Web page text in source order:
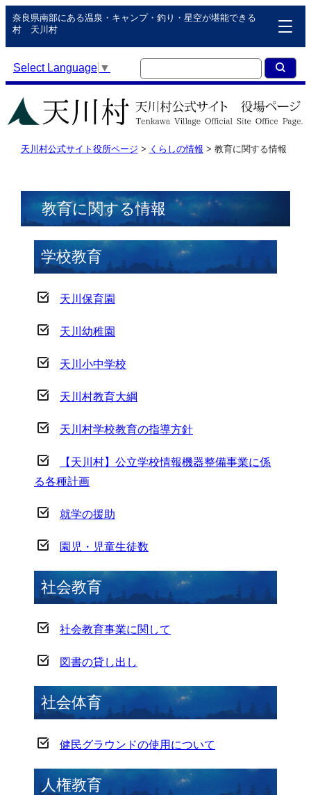
奈良県南部にある温泉・キャンプ・釣り・星空が堪能できる
村 天川村
Select Language ▼
天川村公式サイト役所ページ > くらしの情報 > 教育に関する情報
教育に関する情報
学校教育
天川保育園
天川幼稚園
天川小中学校
天川村教育大綱
天川村学校教育の指導方針
【天川村】公立学校情報機器整備事業に係
る各種計画
就学の援助
園児・児童生徒数
社会教育
社会教育事業に関して
図書の貸し出し
社会体育
健民グラウンドの使用について
人権教育